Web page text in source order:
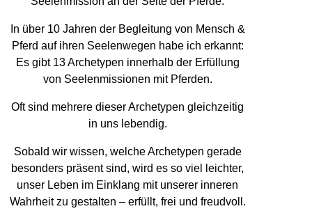
In über 10 Jahren der Begleitung von Mensch &
Pferd auf ihren Seelenwegen habe ich erkannt:
Es gibt 13 Archetypen innerhalb der Erfüllung
von Seelenmissionen mit Pferden.
Oft sind mehrere dieser Archetypen gleichzeitig
in uns lebendig.
Sobald wir wissen, welche Archetypen gerade
besonders präsent sind, wird es so viel leichter,
unser Leben im Einklang mit unserer inneren
Wahrheit zu gestalten – erfüllt, frei und freudvoll.